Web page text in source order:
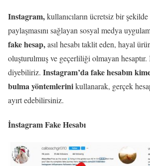
Instagram,kullanıcıların ücretsiz bir
paylaşmasını sağlayan sosyal medya
fake hesap,asıl hesabı taklit eden, hayal
oluşturulmuş ve geçerliliği olmayan hesaptır.
diyebiliriz. Instagram’da fake hesabın
bulma yöntemlerinikullanarak, gerçek
ayırt edebilirsiniz.
İnstagram Fake Hesabı